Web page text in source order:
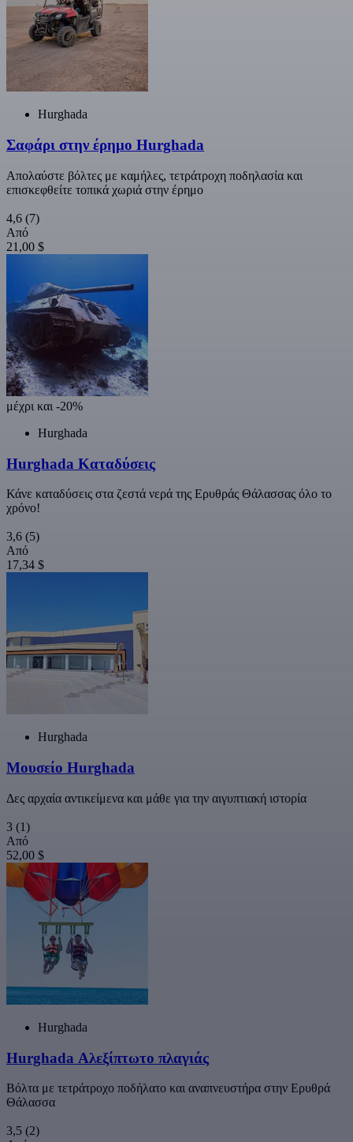
Hurghada
Σαφάρι στην έρημο Hurghada
Απολαύστε βόλτες με καμήλες, τετράτροχη ποδηλασία και
επισκεφθείτε τοπικά χωριά στην έρημο
4,6 (7)
Από
21,00 $
μέχρι και -20%
Hurghada
Hurghada Καταδύσεις
Κάνε καταδύσεις στα ζεστά νερά της Ερυθράς Θάλασσας όλο το
χρόνο!
3,6 (5)
Από
17,34 $
Hurghada
Μουσείο Hurghada
Δες αρχαία αντικείμενα και μάθε για την αιγυπτιακή ιστορία
3 (1)
Από
52,00 $
Hurghada
Hurghada Αλεξίπτωτο πλαγιάς
Βόλτα με τετράτροχο ποδήλατο και αναπνευστήρα στην Ερυθρά
Θάλασσα
3,5 (2)